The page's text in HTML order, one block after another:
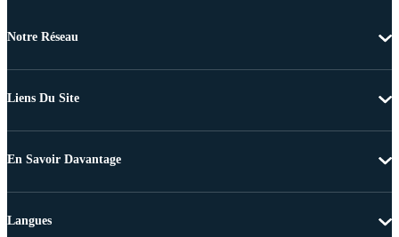
Notre Réseau
Liens Du Site
En Savoir Davantage
Langues